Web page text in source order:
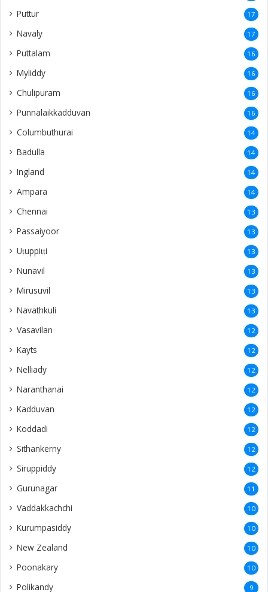
Puttur 17
Navaly 17
Puttalam 16
Myliddy 16
Chulipuram 16
Punnalaikkadduvan 16
Columbuthurai 14
Badulla 14
Ingland 14
Ampara 14
Chennai 13
Passaiyoor 13
Uṭuppiṭṭi 13
Nunavil 13
Mirusuvil 13
Navathkuli 13
Vasavilan 12
Kayts 12
Nelliady 12
Naranthanai 12
Kadduvan 12
Koddadi 12
Sithankerny 12
Siruppiddy 12
Gurunagar 11
Vaddakkachchi 10
Kurumpasiddy 10
New Zealand 10
Poonakary 10
Polikandy 9